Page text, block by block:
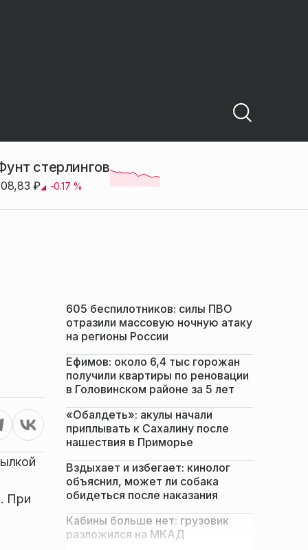
стерлингов
₽ -0.17 %
При
605 беспилотников: силы ПВО
отразили массовую ночную атаку
на регионы России
Ефимов: около 6,4 тыс горожан
получили квартиры по реновации
в Головинском районе за 5 лет
«Обалдеть»: акулы начали
приплывать к Сахалину после
нашествия в Приморье
Вздыхает и избегает: кинолог
объяснил, может ли собака
обидеться после наказания
Кабины больше нет: грузовик
разложился на МКАД